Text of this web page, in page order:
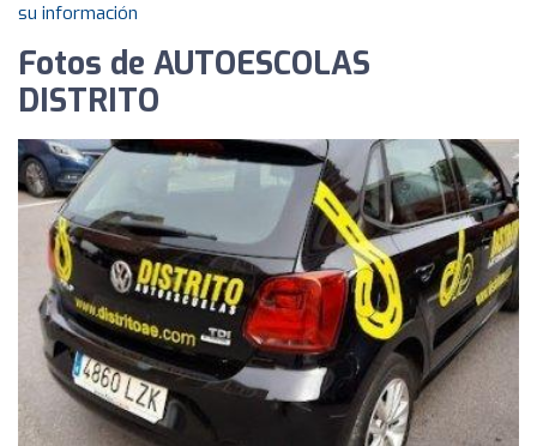
su información
Fotos de AUTOESCOLAS
DISTRITO